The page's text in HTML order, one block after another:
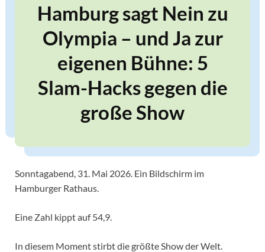
Hamburg sagt Nein zu
Olympia – und Ja zur
eigenen Bühne: 5
Slam-Hacks gegen die
große Show
Sonntagabend, 31. Mai 2026. Ein Bildschirm im
Hamburger Rathaus.
Eine Zahl kippt auf 54,9.
In diesem Moment stirbt die größte Show der Welt.